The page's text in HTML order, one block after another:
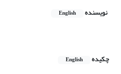
نویسنده English
چکیده
English